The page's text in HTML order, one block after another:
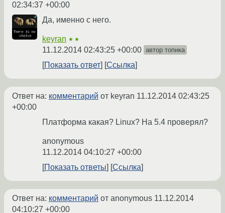
02:34:37 +00:00
Да, именно с него.
keyran ★★
11.12.2014 02:43:25 +00:00 автор топика
Показать ответ Ссылка
Ответ на: комментарий от keyran 11.12.2014 02:43:25
+00:00
Платформа какая? Linux? На 5.4 проверял?
anonymous
11.12.2014 04:10:27 +00:00
Показать ответы
Ссылка
Ответ на: комментарий от anonymous 11.12.2014
04:10:27 +00:00